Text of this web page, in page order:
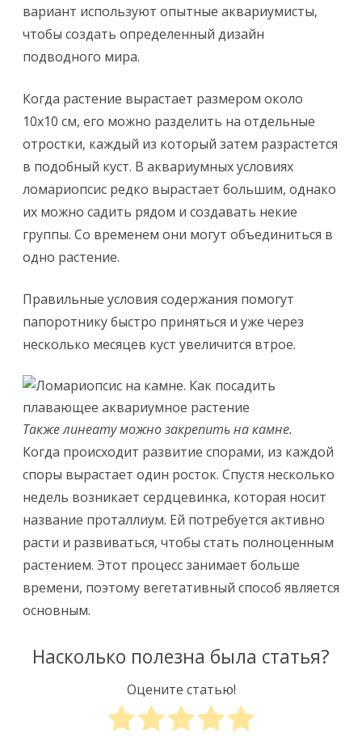
вариант используют опытные аквариумисты,
чтобы создать определенный дизайн
подводного мира.
Когда растение вырастает размером около
10х10 см, его можно разделить на отдельные
отростки, каждый из который затем разрастется
в подобный куст. В аквариумных условиях
ломариопсис редко вырастает большим, однако
их можно садить рядом и создавать некие
группы. Со временем они могут объединиться в
одно растение.
Правильные условия содержания помогут
папоротнику быстро приняться и уже через
несколько месяцев куст увеличится втрое.
Также линеату можно закрепить на камне.
Когда происходит развитие спорами, из каждой
споры вырастает один росток. Спустя несколько
недель возникает сердцевинка, которая носит
название проталлиум. Ей потребуется активно
расти и развиваться, чтобы стать полноценным
растением. Этот процесс занимает больше
времени, поэтому вегетативный способ является
основным.
Насколько полезна была статья?
Оцените статью!